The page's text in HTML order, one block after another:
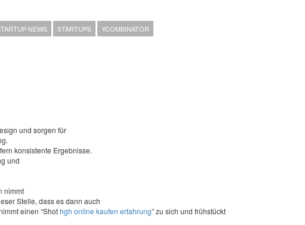
NEWS STARTUPS YCOMBINATOR
und sorgen für
konsistente Ergebnisse.
und
nimmt
Stelle, dass es dann auch
einen “Shothgh online kaufen erfahrung” zu sich und frühstückt